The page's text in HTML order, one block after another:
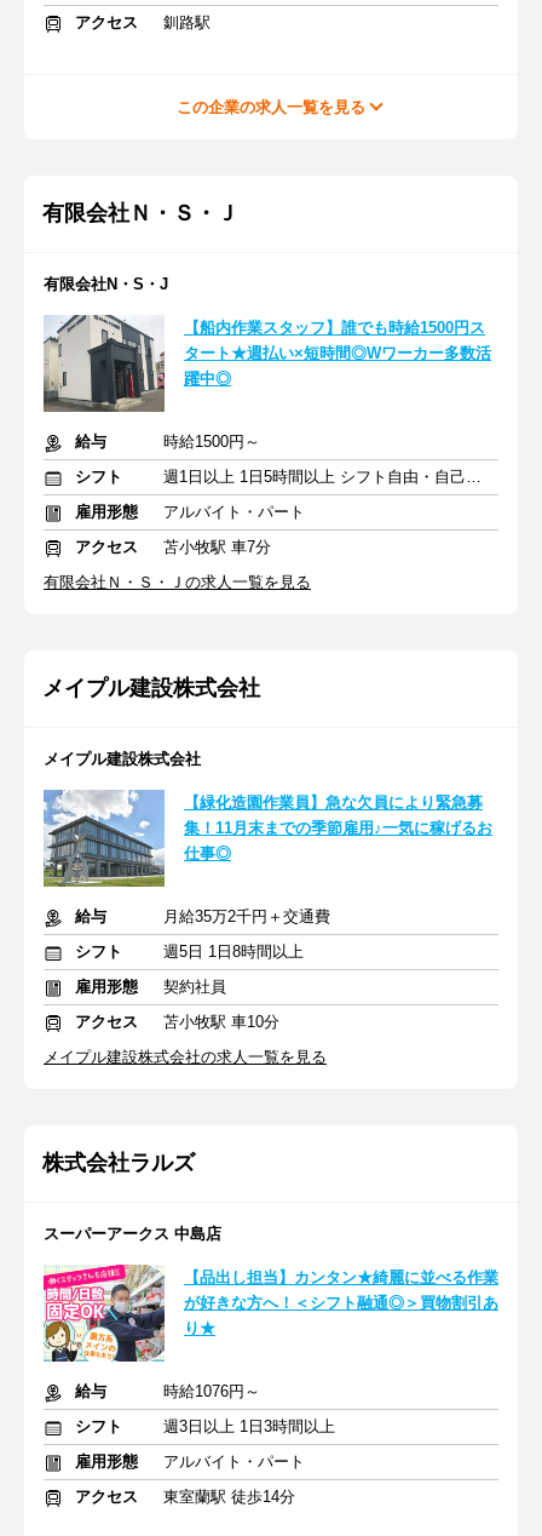
アクセス 釧路駅
この企業の求人一覧を見る
有限会社Ｎ・Ｓ・Ｊ
有限会社N・S・J
【船内作業スタッフ】誰でも時給1500円ス
タート★週払い×短時間◎Wワーカー多数活
躍中◎
給与
時給1500円～
シフト
週1日以上 1日5時間以上 シフト自由・自己申告
雇用形態
アルバイト・パート
アクセス
苫小牧駅 車7分
有限会社Ｎ・Ｓ・Ｊの求人一覧を見る
メイプル建設株式会社
メイプル建設株式会社
【緑化造園作業員】急な欠員により緊急募
集！11月末までの季節雇用♪一気に稼げるお
仕事◎
給与
月給35万2千円＋交通費
シフト
週5日 1日8時間以上
雇用形態
契約社員
アクセス
苫小牧駅 車10分
メイプル建設株式会社の求人一覧を見る
株式会社ラルズ
スーパーアークス 中島店
【品出し担当】カンタン★綺麗に並べる作業
が好きな方へ！＜シフト融通◎＞買物割引あ
り★
給与
時給1076円～
シフト
週3日以上 1日3時間以上
雇用形態
アルバイト・パート
アクセス
東室蘭駅 徒歩14分